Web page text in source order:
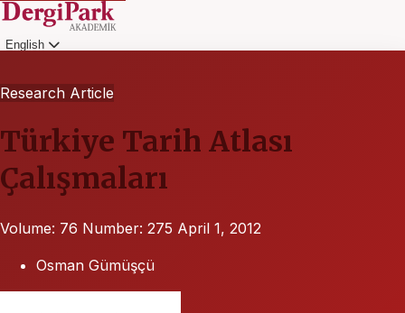
English
Research Article
Türkiye Tarih Atlası
Çalışmaları
Volume: 76 Number: 275 April 1, 2012
Osman Gümüşçü